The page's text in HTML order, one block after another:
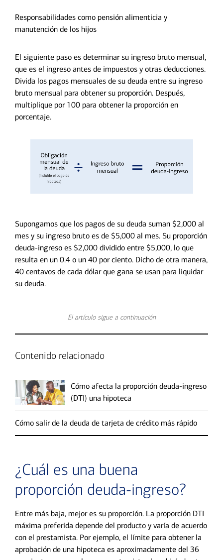
Responsabilidades como pensión alimenticia y
manutención de los hijos
El siguiente paso es determinar su ingreso bruto mensual,
que es el ingreso antes de impuestos y otras deducciones.
Divida los pagos mensuales de su deuda entre su ingreso
bruto mensual para obtener su proporción. Después,
multiplique por 100 para obtener la proporción en
porcentaje.
Supongamos que los pagos de su deuda suman $2,000 al
mes y su ingreso bruto es de $5,000 al mes. Su proporción
deuda-ingreso es $2,000 dividido entre $5,000, lo que
resulta en un 0.4 o un 40 por ciento. Dicho de otra manera,
40 centavos de cada dólar que gana se usan para liquidar
su deuda.
El artículo sigue a continuación
Contenido relacionado
Cómo afecta la proporción deuda-ingreso
(DTI) una hipoteca
Cómo salir de la deuda de tarjeta de crédito más rápido
¿Cuál es una buena
proporción deuda-ingreso?
Entre más baja, mejor es su proporción. La proporción DTI
máxima preferida depende del producto y varía de acuerdo
con el prestamista. Por ejemplo, el límite para obtener la
aprobación de una hipoteca es aproximadamente del 36